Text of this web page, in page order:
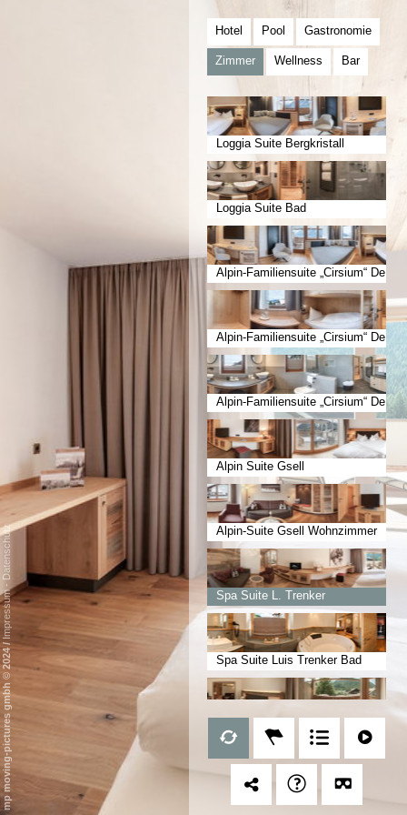
Hotel Pool Gastronomie
Zimmer Wellness Bar
Loggia Suite Bergkristall
Loggia Suite Bad
Alpin-Familiensuite „Cirsium“ De
luxe Erwachsenenzimmer
Alpin-Familiensuite „Cirsium“ De
luxe Kinderzimmer
Alpin-Familiensuite „Cirsium“ De
luxe Badezimmer
Alpin Suite Gsell
Alpin-Suite Gsell Wohnzimmer
Spa Suite L. Trenker
Infrarotkabine
Spa Suite Luis Trenker Bad
Wellness-Suite Bergalm
mp moving-pictures gmbh © 2024
/
Impressum
-
Datenschutz